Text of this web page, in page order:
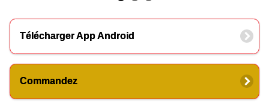
Télécharger App Android
Commandez